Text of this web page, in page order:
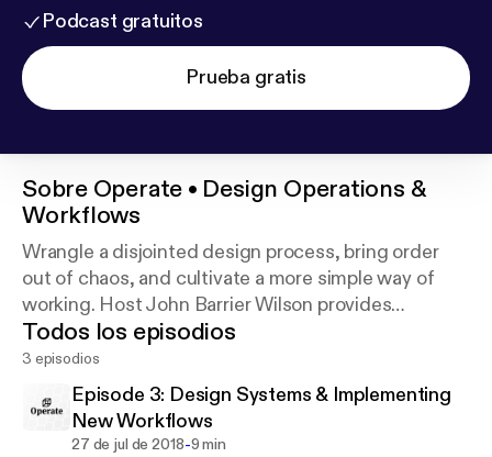
Podcast gratuitos
Prueba gratis
Sobre Operate • Design Operations &
Workflows
Wrangle a disjointed design process, bring order
out of chaos, and cultivate a more simple way of
working. Host John Barrier Wilson provides
DesignOps tips for individual designers and design
teams alike. Support this podcast:
m/operate/support
Todos los episodios
3 episodios
Episode 3: Design Systems & Implementing
New Workflows
27 de jul de 2018-9 min